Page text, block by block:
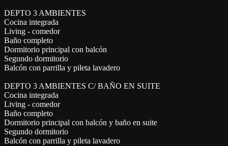
DEPTO 3 AMBIENTES
Cocina integrada
Living - comedor
Baño completo
Dormitorio principal con balcón
Segundo dormitorio
Balcón con parrilla y pileta lavadero
DEPTO 3 AMBIENTES C/ BAÑO EN SUITE
Cocina integrada
Living - comedor
Baño completo
Dormitorio principal con balcón y baño en suite
Segundo dormitorio
Balcón con parrilla y pileta lavadero